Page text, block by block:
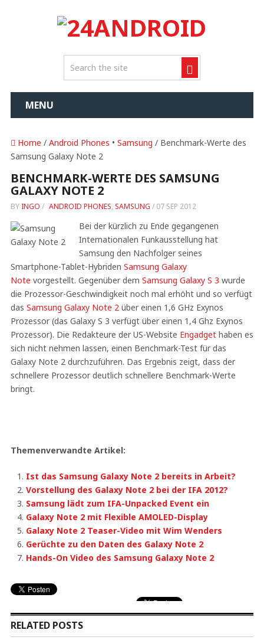
MENU
Home / Android Phones • Samsung / Benchmark-Werte des
Samsung Galaxy Note 2
BENCHMARK-WERTE DES SAMSUNG
GALAXY NOTE 2
BY INGO / ANDROID PHONES, SAMSUNG / 07 SEP 2012
Bei der kürzlich zu Ende gegangenen
Internationalen Funkausstellung hat
Samsung den Nachfolger seines
Smartphone-Tablet-Hybriden Samsung Galaxy
Note vorgestellt. Gegenüber dem Samsung Galaxy S 3 wurde
die Prozessor-Geschwindigkeit noch mal erhöht und so verfügt
das Samsung Galaxy Note 2über einen 1,6 GHz Exynos
Prozessor (das Galaxy S 3 verfügt über einen 1,4 Ghz Exynos
Prozessor). Die Redakteure der US-Website Engadgethaben es
sich nicht nehmen lassen, einen Benchmark-Test für das
Galaxy Note 2 durchzuführen. Das Ergebnis zeigt, dass der
schnellere Prozessor deutlich schnellere Benchmark-Werte
bringt.
Themenverwandte Artikel:
Ist das Samsung Galaxy Note 2 bereits in Arbeit?
Vorstellung des Galaxy Note 2 bei der IFA 2012?
Samsung lädt zum IFA-Unpacked Event ein
Galaxy Note 2 mit Flexible AMOLED-Display
Galaxy Note 2 Teaser-Video mit Wim Wenders
Gerüchte zu den Daten des Galaxy Note 2
Hands-On Video des Samsung Galaxy Note 2
RELATED POSTS